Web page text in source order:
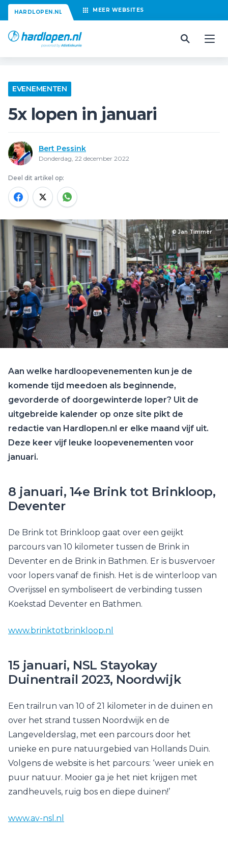
HARDLOPEN.NL MEER WEBSITES
EVENEMENTEN
5x lopen in januari
Bert Pessink
Donderdag, 22 december 2022
Deel dit artikel op:
© Jan Timmer
Aan welke hardloopevenementen kun je de
komende tijd meedoen als beginnende,
gevorderde of doorgewinterde loper? Uit de
uitgebreide kalender op onze site pikt de
redactie van Hardlopen.nl er elke maand vijf uit.
Deze keer vijf leuke loopevenementen voor
januari.
8 januari, 14e Brink tot Brinkloop,
Deventer
De Brink tot Brinkloop gaat over een geijkt
parcours van 10 kilometer tussen de Brink in
Deventer en de Brink in Bathmen. Er is busvervoer
voor lopers vanaf de finish. Het is de winterloop van
Overijssel en symboliseert de verbinding tussen
Koekstad Deventer en Bathmen.
www.brinktotbrinkloop.nl
15 januari, NSL Stayokay
Duinentrail 2023, Noordwijk
Een trailrun van 10 of 21 kilometer in de duinen en
over het strand tussen Noordwijk en de
Langevelderslag, met een parcours door het
unieke en pure natuurgebied van Hollands Duin.
Volgens de website is het parcours: ‘weer uniek en
puur natuur. Mooier ga je het niet krijgen met
zandheuvels, ruig bos en diepe duinen!’
www.av-nsl.nl